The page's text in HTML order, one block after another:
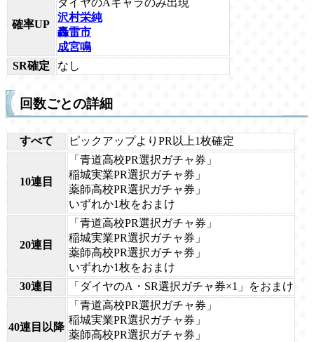
確率UP
ダイヤのAキャラのみ出現
沢村栄純
轟雷市
成宮鳴
SR確定
なし
回数ごとの詳細
すべて ピックアップよりPR以上1枚確定
10連目
「青道高校PR選択ガチャ券」
稲城実業PR選択ガチャ券」
薬師高校PR選択ガチャ券」
いずれか1枚をおまけ
20連目
「青道高校PR選択ガチャ券」
稲城実業PR選択ガチャ券」
薬師高校PR選択ガチャ券」
いずれか1枚をおまけ
30連目
「ダイヤのA・SR選択ガチャ券×1」をおまけ
40連目以降
「青道高校PR選択ガチャ券」
稲城実業PR選択ガチャ券」
薬師高校PR選択ガチャ券」